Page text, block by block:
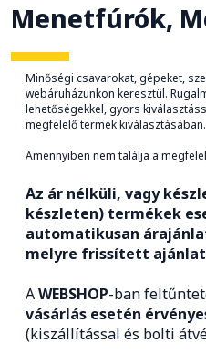
Menetfúrók,
Minőségi csavarokat, gépeket,
webáruházunkon keresztül.
lehetőségekkel, gyors
megfelelő termék kiválasztásában.
Amennyiben nem találja a
Az ár nélküli, vagy
készleten) termékek
automatikusan
melyre frissített
AWEBSHOP-ban
vásárlás esetén
(kiszállítással és bolti